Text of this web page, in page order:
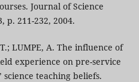
Journal of Science
p. 211-232, 2004.
LUMPE, A. The influence of
experience on pre-service
teaching beliefs.